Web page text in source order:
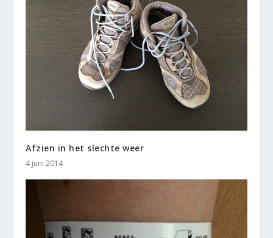
Afzien in het slechte weer
4 juni 2014